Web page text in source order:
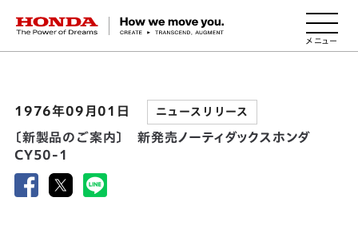
HONDA The Power of Dreams
1976年09月01日 ニュースリリース
〔新製品のご案内〕 新発売ノーティダックスホンダ
CY50-1